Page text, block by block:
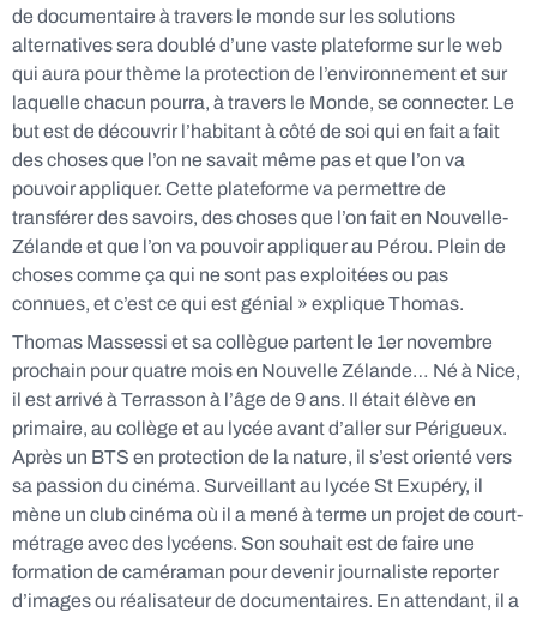
de documentaire à travers le monde sur les solutions
alternatives sera doublé d’une vaste plateforme sur le web
qui aura pour thème la protection de l’environnement et sur
laquelle chacun pourra, à travers le Monde, se connecter. Le
but est de découvrir l’habitant à côté de soi qui en fait a fait
des choses que l’on ne savait même pas et que l’on va
pouvoir appliquer. Cette plateforme va permettre de
transférer des savoirs, des choses que l’on fait en Nouvelle-
Zélande et que l’on va pouvoir appliquer au Pérou. Plein de
choses comme ça qui ne sont pas exploitées ou pas
connues, et c’est ce qui est génial » explique Thomas.
Thomas Massessi et sa collègue partent le 1er novembre
prochain pourquatre mois en Nouvelle Zélande… Né à Nice,
il est arrivé à Terrasson à l’âge de 9 ans. Il était élève en
primaire, au collège et au lycée avant d’aller sur Périgueux.
Après un BTS en protection de la nature, il s’est orienté vers
sa passion du cinéma. Surveillant au lycée St Exupéry, il
mène un club cinéma où il a mené à terme un projet de court-
métrage avec des lycéens. Son souhait est de faire une
formation de caméraman pour devenir journaliste reporter
d’images ou réalisateur de documentaires. En attendant, il a